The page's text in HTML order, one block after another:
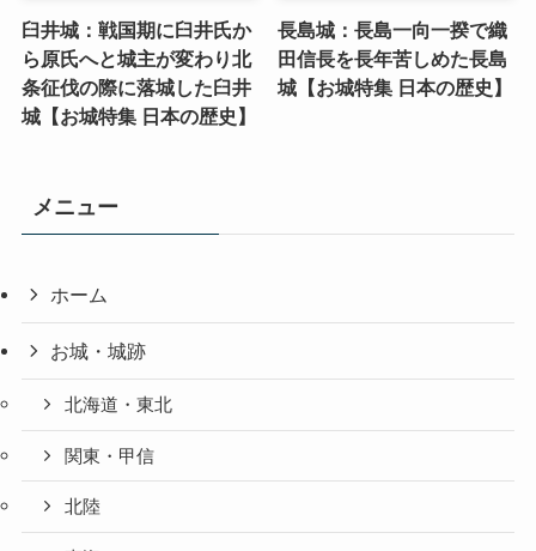
臼井城：戦国期に臼井氏か
ら原氏へと城主が変わり北
条征伐の際に落城した臼井
城【お城特集 日本の歴史】
長島城：長島一向一揆で織
田信長を長年苦しめた長島
城【お城特集 日本の歴史】
メニュー
ホーム
お城・城跡
北海道・東北
関東・甲信
北陸